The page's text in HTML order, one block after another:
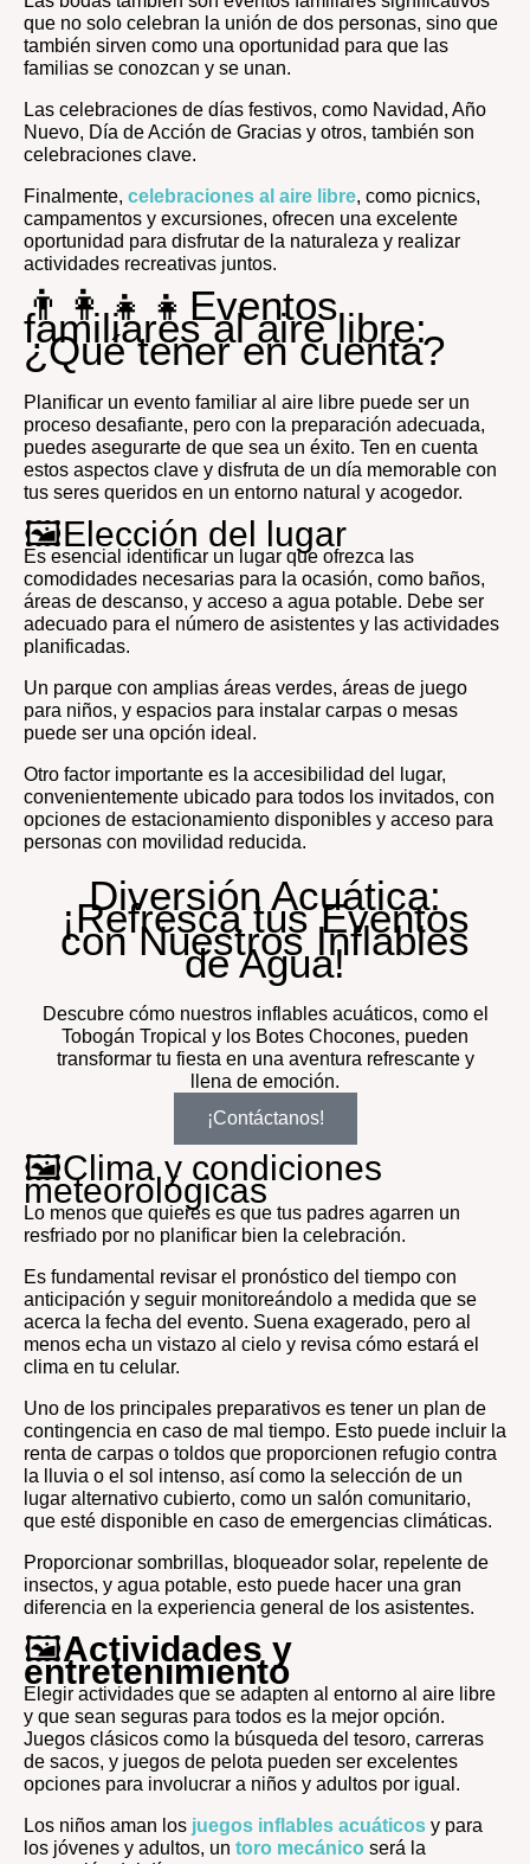
que no solo celebran la unión de dos personas, sino que
también sirven como una oportunidad para que las
familias se conozcan y se unan.
Las celebraciones de días festivos, como Navidad, Año
Nuevo, Día de Acción de Gracias y otros, también son
celebraciones clave.
Finalmente, celebraciones al aire libre, como picnics,
campamentos y excursiones, ofrecen una excelente
oportunidad para disfrutar de la naturaleza y realizar
actividades recreativas juntos.
👨‍👩‍👧‍👧Eventos
familiares al aire libre:
¿Qué tener en cuenta?
Planificar un evento familiar al aire libre puede ser un
proceso desafiante, pero con la preparación adecuada,
puedes asegurarte de que sea un éxito. Ten en cuenta
estos aspectos clave y disfruta de un día memorable con
tus seres queridos en un entorno natural y acogedor.
🖼️Elección del lugar
Es esencial identificar un lugar que ofrezca las
comodidades necesarias para la ocasión, como baños,
áreas de descanso, y acceso a agua potable. Debe ser
adecuado para el número de asistentes y las actividades
planificadas.
Un parque con amplias áreas verdes, áreas de juego
para niños, y espacios para instalar carpas o mesas
puede ser una opción ideal.
Otro factor importante es la accesibilidad del lugar,
convenientemente ubicado para todos los invitados, con
opciones de estacionamiento disponibles y acceso para
personas con movilidad reducida.
Diversión Acuática:
¡Refresca tus Eventos
con Nuestros Inflables
de Agua!
Descubre cómo nuestros inflables acuáticos, como el
Tobogán Tropical y los Botes Chocones, pueden
transformar tu fiesta en una aventura refrescante y
llena de emoción.
¡Contáctanos!
🖼️Clima y condiciones
meteorológicas
Lo menos que quieres es que tus padres agarren un
resfriado por no planificar bien la celebración.
Es fundamental revisar el pronóstico del tiempo con
anticipación y seguir monitoreándolo a medida que se
acerca la fecha del evento. Suena exagerado, pero al
menos echa un vistazo al cielo y revisa cómo estará el
clima en tu celular.
Uno de los principales preparativos es tener un plan de
contingencia en caso de mal tiempo. Esto puede incluir la
renta de carpas o toldos que proporcionen refugio contra
la lluvia o el sol intenso, así como la selección de un
lugar alternativo cubierto, como un salón comunitario,
que esté disponible en caso de emergencias climáticas.
Proporcionar sombrillas, bloqueador solar, repelente de
insectos, y agua potable, esto puede hacer una gran
diferencia en la experiencia general de los asistentes.
🖼️Actividades y
entretenimiento
Elegir actividades que se adapten al entorno al aire libre
y que sean seguras para todos es la mejor opción.
Juegos clásicos como la búsqueda del tesoro, carreras
de sacos, y juegos de pelota pueden ser excelentes
opciones para involucrar a niños y adultos por igual.
Los niños aman los juegos inflables acuáticos y para
los jóvenes y adultos, un toro mecánico será la